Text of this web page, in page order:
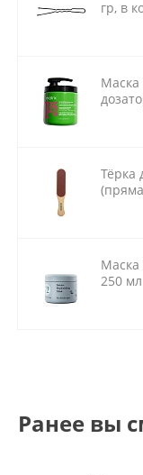
гр, в
Маска
Тёрка
250 мл
Ранее вы